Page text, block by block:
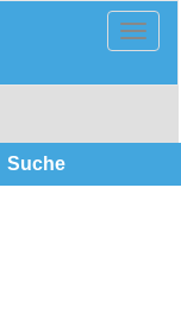
Suche